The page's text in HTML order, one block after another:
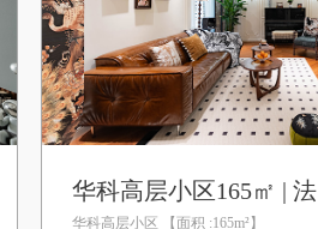
华科高层小区 【面积 :165m²】